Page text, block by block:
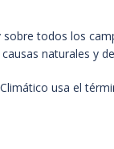
sobre todos los
naturales y
usa el